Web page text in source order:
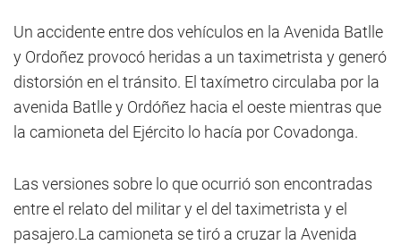
Un accidente entre dos vehículos en la Avenida Batlle
y Ordoñez provocó heridas a un taximetrista y generó
distorsión en el tránsito. El taxímetro circulaba por la
avenida Batlle y Ordóñez hacia el oeste mientras que
la camioneta del Ejército lo hacía por Covadonga.
Las versiones sobre lo que ocurrió son encontradas
entre el relato del militar y el del taximetrista y el
pasajero.La camioneta se tiró a cruzar la Avenida